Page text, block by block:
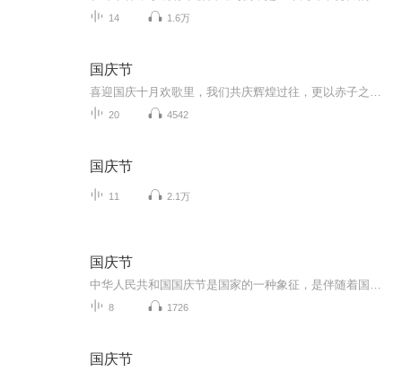
14 1.6万
国庆节
20 4542
国庆节
11 2.1万
国庆节
8 1726
国庆节